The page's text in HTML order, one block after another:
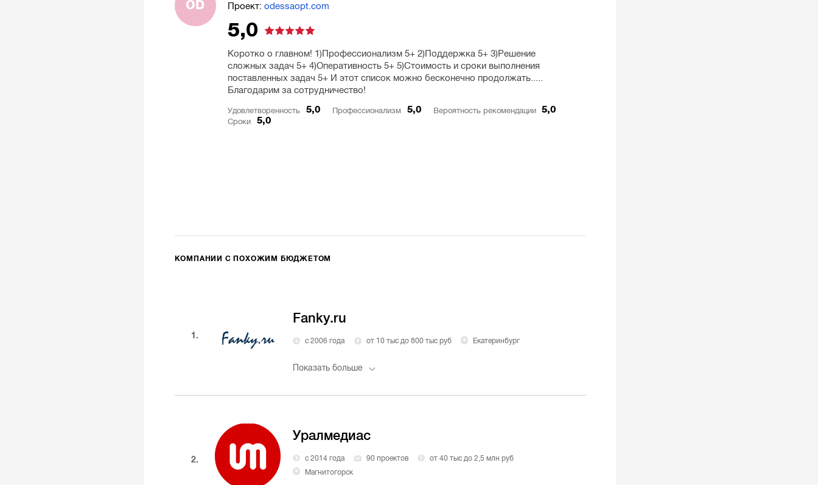
OD Проект:odessaopt.com
5,0
Коротко о главном! 1)Профессионализм 5+ 2)Поддержка 5+ 3)Решение
сложных задач 5+ 4)Оперативность 5+ 5)Стоимость и сроки выполнения
поставленных задач 5+ И этот список можно бесконечно продолжать.....
Благодарим за сотрудничество!
Удовлетворенность 5,0 Профессионализм 5,0 Вероятность рекомендации 5,0
Сроки 5,0
КОМПАНИИ С ПОХОЖИМ БЮДЖЕТОМ
1.
Fanky.ru
с 2006 года от 10 тыс до 800 тыс руб Екатеринбург
Показать больше
2.
Уралмедиас
с 2014 года 90 проектов
от 40 тыс до 2,5 млн руб
Магнитогорск